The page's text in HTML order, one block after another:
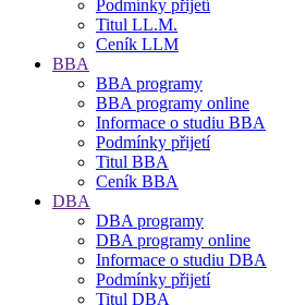
Podmínky přijetí
Titul LL.M.
Ceník LLM
BBA
BBA programy
BBA programy online
Informace o studiu BBA
Podmínky přijetí
Titul BBA
Ceník BBA
DBA
DBA programy
DBA programy online
Informace o studiu DBA
Podmínky přijetí
Titul DBA